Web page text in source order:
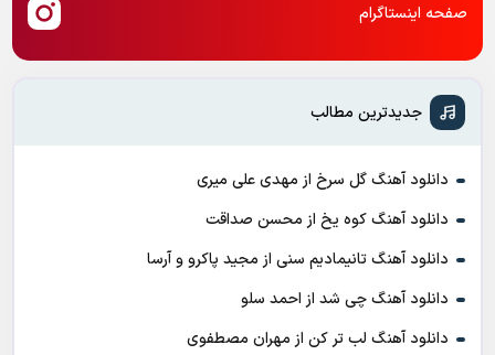
صفحه اینستاگرام
جدیدترین مطالب
دانلود آهنگ گل سرخ از مهدی علی میری
دانلود آهنگ کوه یخ از محسن صداقت
دانلود آهنگ تانیمادیم سنی از مجید پاکرو و آرسا
دانلود آهنگ چی شد از احمد سلو
دانلود آهنگ لب تر کن از مهران مصطفوی